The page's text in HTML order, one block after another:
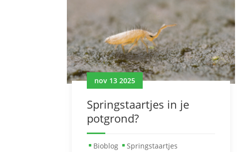
Springstaartjes in je
potgrond?
nov 13 2025
Bioblog Springstaartjes